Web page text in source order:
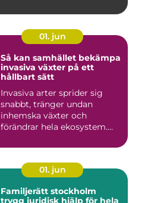
01. jun
Så kan samhället bekämpa
invasiva växter på ett
hållbart sätt
Invasiva arter sprider sig
snabbt, tränger undan
inhemska växter och
förändrar hela ekosystem.
01. jun
Familjerätt stockholm
trygg juridisk hjälp för hela